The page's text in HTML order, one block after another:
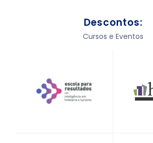
Descontos:
Cursos e Eventos